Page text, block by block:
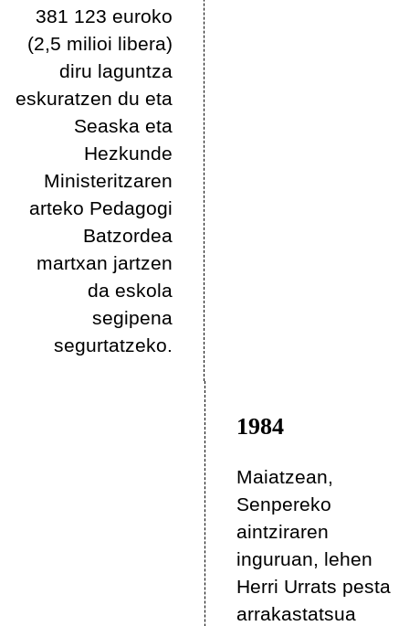
381 123 euroko
(2,5 milioi libera)
diru laguntza
eskuratzen du eta
Seaska eta
Hezkunde
Ministeritzaren
arteko Pedagogi
Batzordea
martxan jartzen
da eskola
segipena
segurtatzeko.
1984
Maiatzean,
Senpereko
aintziraren
inguruan, lehen
Herri Urrats pesta
arrakastatsua